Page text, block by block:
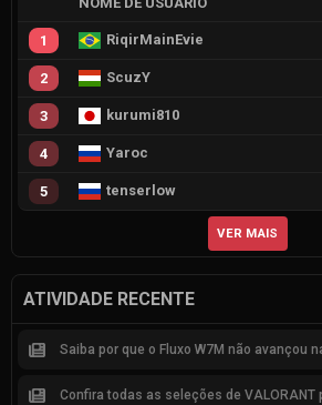
1 RiqirMainEvie
2 ScuzY
3 kurumi810
4 Yaroc
5 tenserlow
VER MAIS
ATIVIDADE RECENTE
Confira todas as seleções de VALORANT